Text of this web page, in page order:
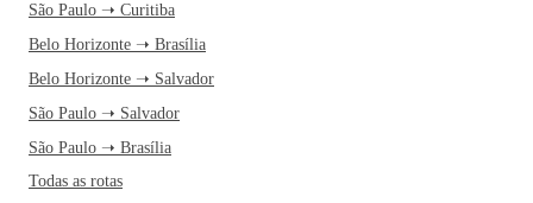
São Paulo ➝ Curitiba
Belo Horizonte ➝ Brasília
Belo Horizonte ➝ Salvador
São Paulo ➝ Salvador
São Paulo ➝ Brasília
Todas as rotas